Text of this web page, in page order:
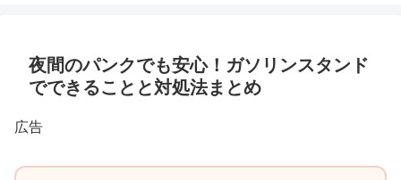
夜間のパンクでも安心！ガソリンスタンド
でできることと対処法まとめ
広告